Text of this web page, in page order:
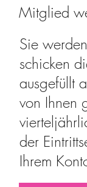
Mitglied
Sie
schicken
ausgefüllt
von Ihnen
der
Ihrem